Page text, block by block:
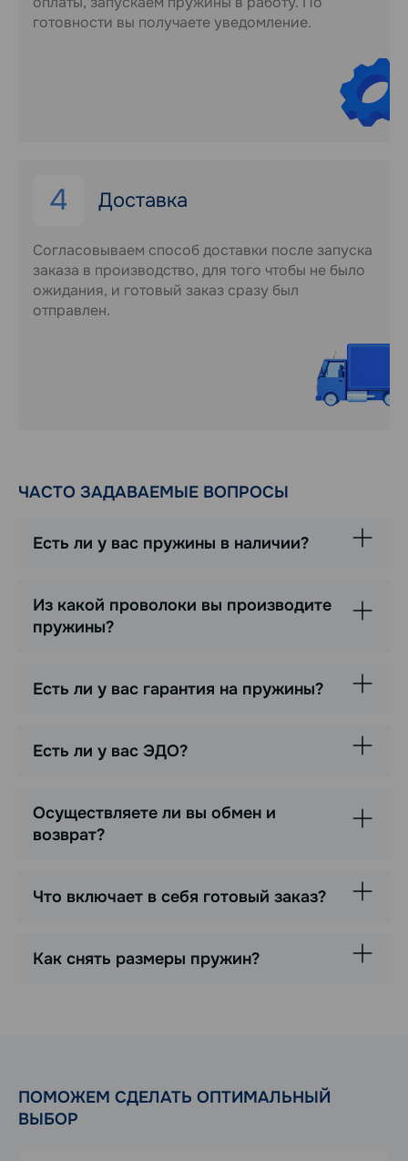
готовности вы получаете уведомление.
4 Доставка
Согласовываем способ доставки после запуска
заказа в производство, для того чтобы не было
ожидания, и готовый заказ сразу был
отправлен.
ЧАСТО ЗАДАВАЕМЫЕ ВОПРОСЫ
Есть ли у вас пружины в наличии?
Из какой проволоки вы производите
пружины?
Есть ли у вас гарантия на пружины?
Есть ли у вас ЭДО?
Осуществляете ли вы обмен и
возврат?
Что включает в себя готовый заказ?
Как снять размеры пружин?
ПОМОЖЕМ СДЕЛАТЬ ОПТИМАЛЬНЫЙ
ВЫБОР